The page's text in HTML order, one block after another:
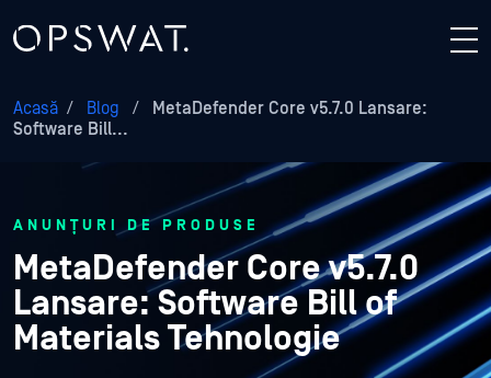
Acasă / Blog /
MetaDefender Core v5.7.0 Lansare:
Software Bill...
ANUNȚURI DE PRODUSE
MetaDefender Core v5.7.0
Lansare: Software Bill of
Materials Tehnologie